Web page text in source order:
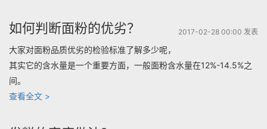
如何判断面粉的优劣？ 2017-02-28 00:00 发表
大家对面粉品质优劣的检验标准了解多少呢，
其实它的含水量是一个重要方面，一般面粉含水量在12%-14.5%之
间。
查看全文 >
判